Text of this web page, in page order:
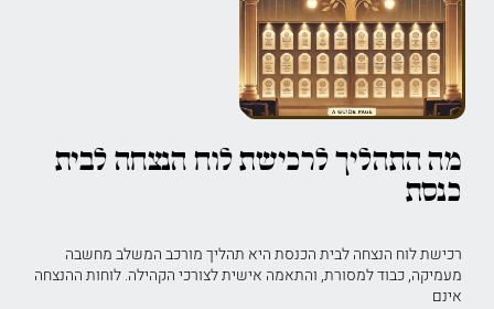
מה התהליך לרכישת לוח הנצחה לבית
כנסת
רכישת לוח הנצחה לבית הכנסת היא תהליך מורכב המשלב מחשבה
מעמיקה, כבוד למסורת, והתאמה אישית לצורכי הקהילה. לוחות ההנצחה
אינם